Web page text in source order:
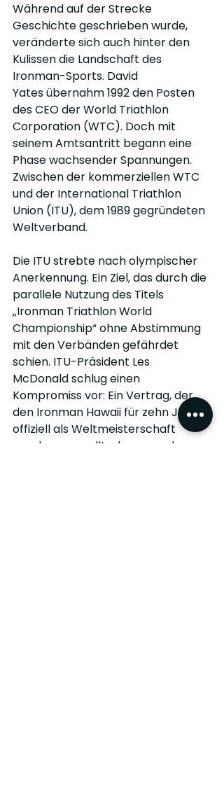
Während auf der Strecke
Geschichte geschrieben wurde,
veränderte sich auch hinter den
Kulissen die Landschaft des
Ironman-Sports. David
Yates übernahm 1992 den Posten
des CEO der World Triathlon
Corporation (WTC). Doch mit
seinem Amtsantritt begann eine
Phase wachsender Spannungen.
Zwischen der kommerziellen WTC
und der International Triathlon
Union (ITU), dem 1989 gegründeten
Weltverband.
Die ITU strebte nach olympischer
Anerkennung. Ein Ziel, das durch die
parallele Nutzung des Titels
„Ironman Triathlon World
Championship“ ohne Abstimmung
mit den Verbänden gefährdet
schien. ITU-Präsident Les
McDonald schlug einen
Kompromiss vor: Ein Vertrag, der
den Ironman Hawaii für zehn Jahre
offiziell als Weltmeisterschaft
anerkennen sollte, bevor andere